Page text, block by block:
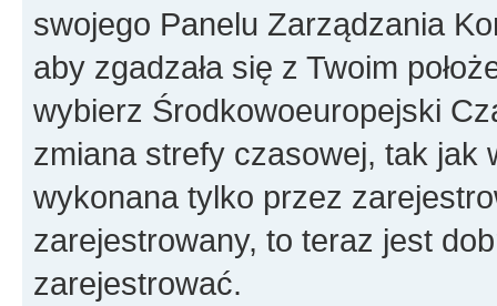
swojego Panelu Zarządzania
aby zgadzała się z Twoim
wybierz Środkowoeuropejski
zmiana strefy czasowej, tak jak
wykonana tylko przez
zarejestrowany, to teraz jest
zarejestrować.